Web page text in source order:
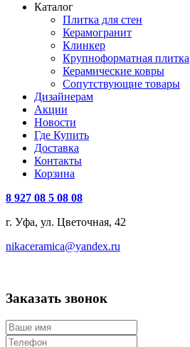
Каталог
Плитка для стен
Керамогранит
Клинкер
Крупноформатная плитка
Керамические ковры
Сопутствующие товары
Дизайнерам
Акции
Новости
Где Купить
Доставка
Контакты
Корзина
8 927 08 5 08 08
г. Уфа, ул. Цветочная, 42
nikaceramica@yandex.ru
Заказать звонок